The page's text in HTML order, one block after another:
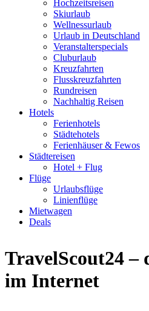
Hochzeitsreisen
Skiurlaub
Wellnessurlaub
Urlaub in Deutschland
Veranstalterspecials
Cluburlaub
Kreuzfahrten
Flusskreuzfahrten
Rundreisen
Nachhaltig Reisen
Hotels
Ferienhotels
Städtehotels
Ferienhäuser & Fewos
Städtereisen
Hotel + Flug
Flüge
Urlaubsflüge
Linienflüge
Mietwagen
Deals
TravelScout24 –
im Internet